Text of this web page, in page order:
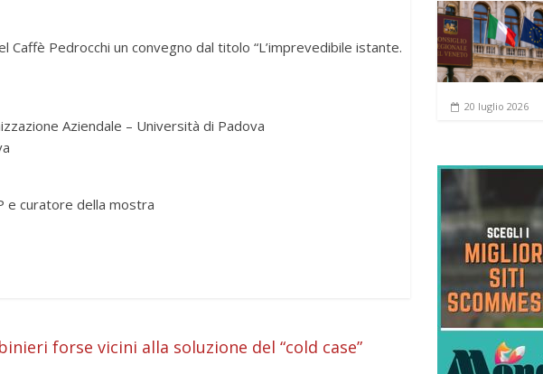
Pedrocchi un convegno dal titolo “L’imprevedibile istante.
Aziendale – Università di Padova
e curatore della mostra
forse vicini alla soluzione del “cold case”
20 luglio 2026